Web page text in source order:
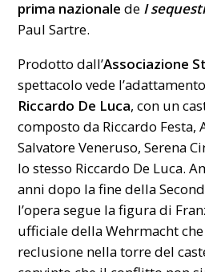
prima nazionale de I
Paul Sartre.
Prodotto dall’Associazione
spettacolo vede
Riccardo De Luca, con un
composto da Riccardo Festa,
Salvatore Veneruso, Serena
lo stesso Riccardo De Luca.
anni dopo la fine della
l’opera segue la figura di
ufficiale della Wehrmacht
reclusione nella torre del